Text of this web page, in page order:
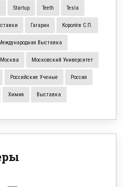
Startup Teeth Tesla
Гагарин Королёв С.П.
Выставка
Москва Московский Университет
Российские Ученые Россия
Химия Выставка